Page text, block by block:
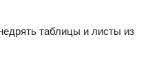
таблицы и листы из